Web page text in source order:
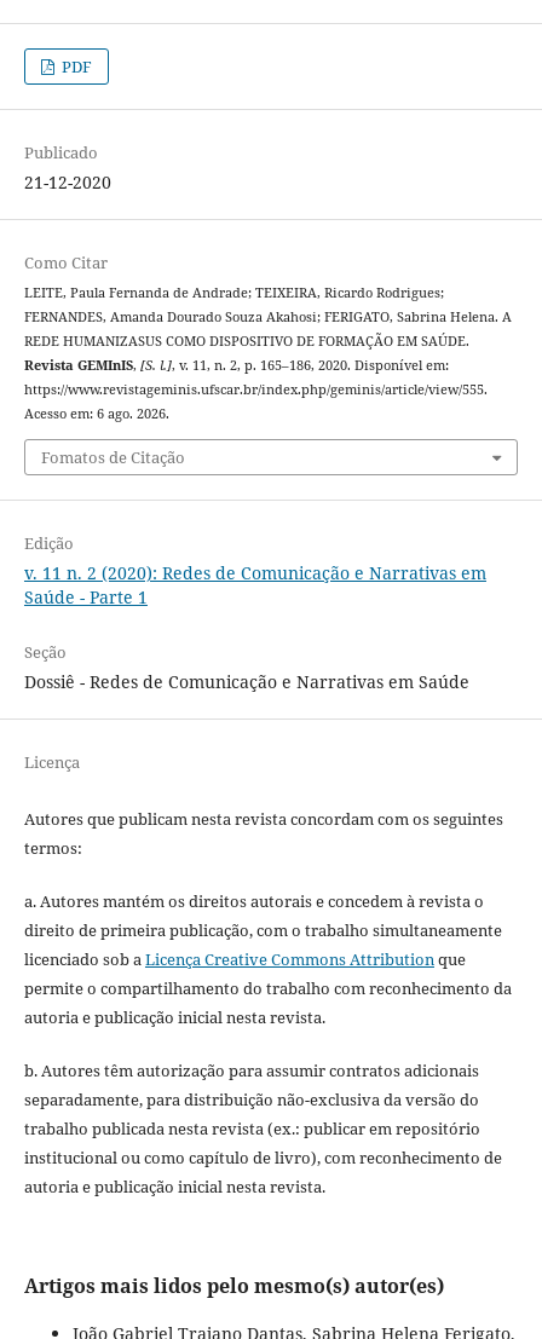
PDF
Publicado
21-12-2020
Como Citar
LEITE, Paula Fernanda de Andrade; TEIXEIRA, Ricardo Rodrigues;
FERNANDES, Amanda Dourado Souza Akahosi; FERIGATO, Sabrina Helena. A
REDE HUMANIZASUS COMO DISPOSITIVO DE FORMAÇÃO EM SAÚDE.
Revista GEMInIS, [S. l.], v. 11, n. 2, p. 165–186, 2020. Disponível em:
https://www.revistageminis.ufscar.br/index.php/geminis/article/view/555.
Acesso em: 6 ago. 2026.
Fomatos de Citação
Edição
v. 11 n. 2 (2020): Redes de Comunicação e Narrativas em
Saúde - Parte 1
Seção
Dossiê - Redes de Comunicação e Narrativas em Saúde
Licença
Autores que publicam nesta revista concordam com os seguintes
termos:
a. Autores mantém os direitos autorais e concedem à revista o
direito de primeira publicação, com o trabalho simultaneamente
licenciado sob aLicença Creative Commons Attributionque
permite o compartilhamento do trabalho com reconhecimento da
autoria e publicação inicial nesta revista.
b. Autores têm autorização para assumir contratos adicionais
separadamente, para distribuição não-exclusiva da versão do
trabalho publicada nesta revista (ex.: publicar em repositório
institucional ou como capítulo de livro), com reconhecimento de
autoria e publicação inicial nesta revista.
Artigos mais lidos pelo mesmo(s) autor(es)
João Gabriel Trajano Dantas, Sabrina Helena Ferigato,